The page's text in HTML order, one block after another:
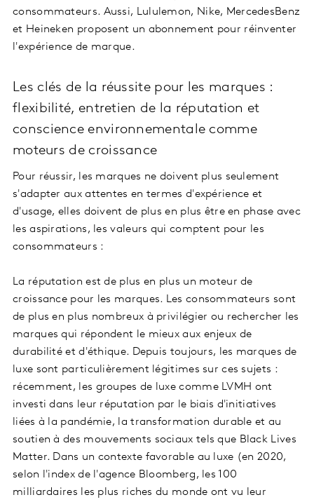
consommateurs. Aussi, Lululemon, Nike, MercedesBenz
et Heineken proposent un abonnement pour réinventer
l'expérience de marque.
Les clés de la réussite pour les marques :
flexibilité, entretien de la réputation et
conscience environnementale comme
moteurs de croissance
Pour réussir, les marques ne doivent plus seulement
s'adapter aux attentes en termes d'expérience et
d'usage, elles doivent de plus en plus être en phase avec
les aspirations, les valeurs qui comptent pour les
consommateurs :
La réputation est de plus en plus un moteur de
croissance pour les marques. Les consommateurs sont
de plus en plus nombreux à privilégier ou rechercher les
marques qui répondent le mieux aux enjeux de
durabilité et d'éthique. Depuis toujours, les marques de
luxe sont particulièrement légitimes sur ces sujets :
récemment, les groupes de luxe comme LVMH ont
investi dans leur réputation par le biais d'initiatives
liées à la pandémie, la transformation durable et au
soutien à des mouvements sociaux tels que Black Lives
Matter. Dans un contexte favorable au luxe (en 2020,
selon l'index de l'agence Bloomberg, les 100
milliardaires les plus riches du monde ont vu leur